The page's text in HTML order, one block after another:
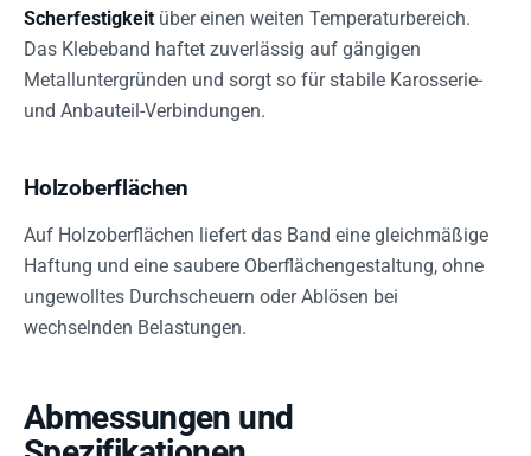
Scherfestigkeit über einen weiten Temperaturbereich.
Das Klebeband haftet zuverlässig auf gängigen
Metalluntergründen und sorgt so für stabile Karosserie-
und Anbauteil-Verbindungen.
Holzoberflächen
Auf Holzoberflächen liefert das Band eine gleichmäßige
Haftung und eine saubere Oberflächengestaltung, ohne
ungewolltes Durchscheuern oder Ablösen bei
wechselnden Belastungen.
Abmessungen und